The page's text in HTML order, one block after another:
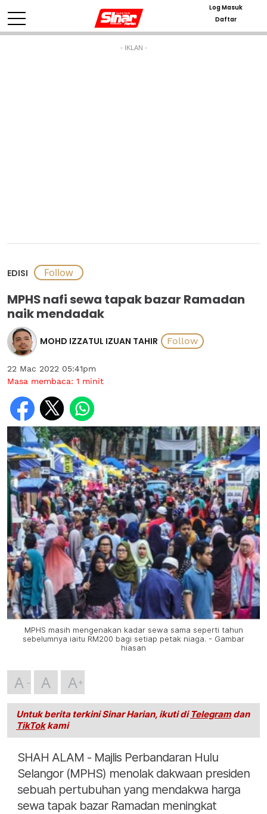
Log Masuk
Daftar
- IKLAN -
EDISI
MPHS nafi sewa tapak bazar Ramadan
naik mendadak
MOHD IZZATUL IZUAN TAHIR
22 Mac 2022 05:41pm
Masa membaca: 1 minit
MPHS masih mengenakan kadar sewa sama seperti tahun
sebelumnya iaitu RM200 bagi setiap petak niaga. - Gambar
hiasan
A A A
Untuk berita terkini Sinar Harian, ikuti di Telegramdan
TikTokkami
SHAH ALAM - Majlis Perbandaran Hulu
Selangor (MPHS) menolak dakwaan presiden
sebuah pertubuhan yang mendakwa harga
sewa tapak bazar Ramadan meningkat